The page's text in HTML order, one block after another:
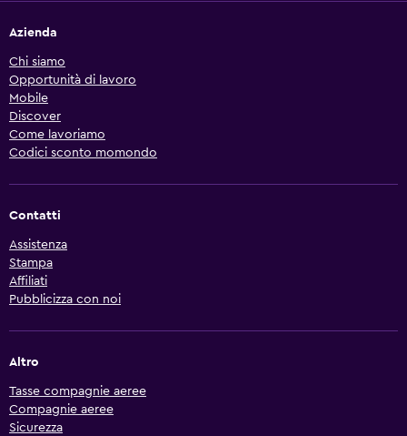
Azienda
Chi siamo
Opportunità di lavoro
Mobile
Discover
Come lavoriamo
Codici sconto momondo
Contatti
Assistenza
Stampa
Affiliati
Pubblicizza con noi
Altro
Tasse compagnie aeree
Compagnie aeree
Sicurezza